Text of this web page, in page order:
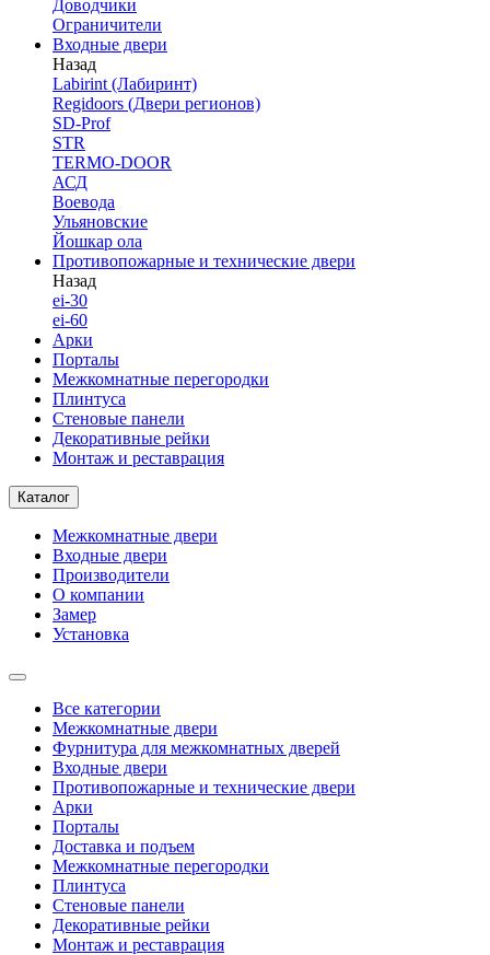
Доводчики
Ограничители
Входные двери
Назад
Labirint (Лабиринт)
Regidoors (Двери регионов)
SD-Prof
STR
TERMO-DOOR
АСД
Воевода
Ульяновские
Йошкар ола
Противопожарные и технические двери
Назад
ei-30
ei-60
Арки
Порталы
Межкомнатные перегородки
Плинтуса
Стеновые панели
Декоративные рейки
Монтаж и реставрация
Каталог
Межкомнатные двери
Входные двери
Производители
О компании
Замер
Установка
Все категории
Межкомнатные двери
Фурнитура для межкомнатных дверей
Входные двери
Противопожарные и технические двери
Арки
Порталы
Доставка и подъем
Межкомнатные перегородки
Плинтуса
Стеновые панели
Декоративные рейки
Монтаж и реставрация